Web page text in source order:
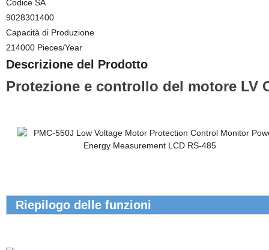
Codice SA
9028301400
Capacità di Produzione
214000 Pieces/Year
Descrizione del Prodotto
Protezione e controllo del motore LV
Riepilogo delle funzioni